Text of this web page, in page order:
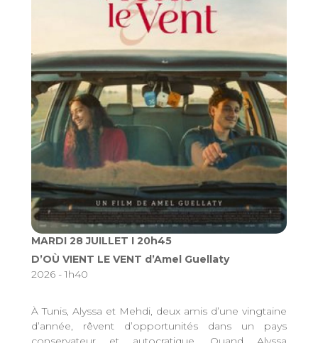
MARDI 28 JUILLET I 20h45
D’OÙ VIENT LE VENT d’Amel Guellaty
2026 - 1h40
À Tunis, Alyssa et Mehdi, deux amis d’une vingtaine
d’année, rêvent d’opportunités dans un pays